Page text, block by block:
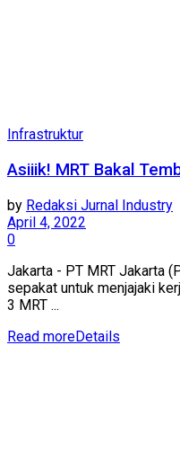
Infrastruktur
Asiiik! MRT Bakal
by Redaksi Jurnal Industry
April 4, 2022
0
Jakarta - PT MRT Jakarta
sepakat untuk menjajaki
3 MRT ...
Read moreDetails